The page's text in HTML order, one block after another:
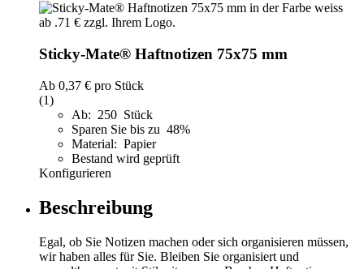
Sticky-Mate® Haftnotizen 75x75 mm
Ab 0,37 € pro Stück
(1)
Ab: 250 Stück
Sparen Sie bis zu 48%
Material: Papier
Bestand wird geprüft
Konfigurieren
Beschreibung
Egal, ob Sie Notizen machen oder sich organisieren müssen,
wir haben alles für Sie. Bleiben Sie organisiert und